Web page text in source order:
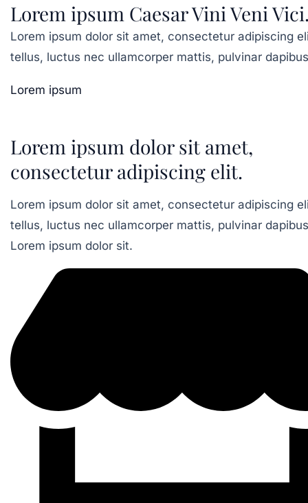
Lorem ipsum Caesar Vini Veni
Lorem ipsum dolor sit amet, consectetur adipiscing
tellus, luctus nec ullamcorper mattis, pulvinar
Lorem ipsum
Lorem ipsum dolor sit amet,
consectetur adipiscing elit.
Lorem ipsum dolor sit amet, consectetur adipiscing
tellus, luctus nec ullamcorper mattis, pulvinar
Lorem ipsum dolor sit.